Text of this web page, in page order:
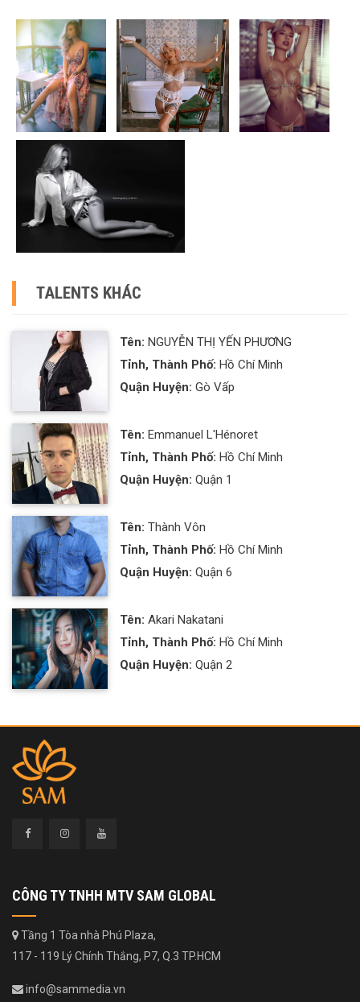
TALENTS KHÁC
Tên: NGUYỄN THỊ YẾN PHƯƠNG
Tỉnh, Thành Phố: Hồ Chí Minh
Quận Huyện: Gò Vấp
Tên: Emmanuel L'Hénoret
Tỉnh, Thành Phố: Hồ Chí Minh
Quận Huyện: Quận 1
Tên: Thành Vôn
Tỉnh, Thành Phố: Hồ Chí Minh
Quận Huyện: Quận 6
Tên: Akari Nakatani
Tỉnh, Thành Phố: Hồ Chí Minh
Quận Huyện: Quận 2
CÔNG TY TNHH MTV SAM GLOBAL
Tầng 1 Tòa nhà Phú Plaza,
117 - 119 Lý Chính Thắng, P7, Q.3 TP.HCM
info@sammedia.vn